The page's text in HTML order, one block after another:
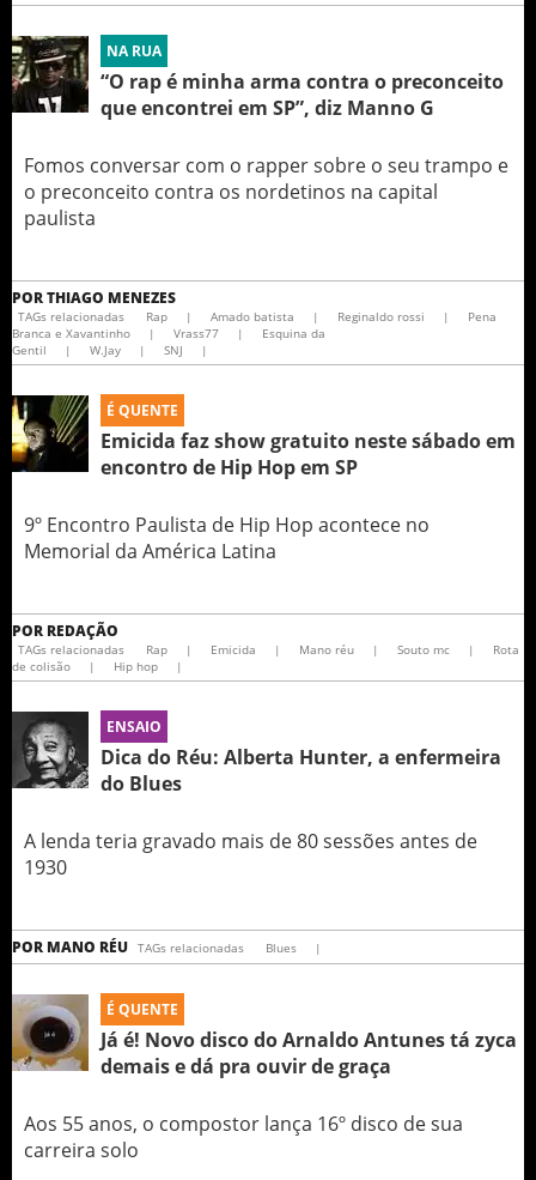
NA RUA
“O rap é minha arma contra o preconceito
que encontrei em SP”, diz Manno G
Fomos conversar com o rapper sobre o seu trampo e
o preconceito contra os nordetinos na capital
paulista
PORTHIAGO MENEZES
TAGs relacionadas Rap | Amado batista | Reginaldo rossi |
Pena
Branca e Xavantinho
| Vrass77 |
Esquina da
Gentil
| W.Jay | SNJ |
É QUENTE
Emicida faz show gratuito neste sábado em
encontro de Hip Hop em SP
9º Encontro Paulista de Hip Hop acontece no
Memorial da América Latina
POR REDAÇÃO
TAGs relacionadas Rap | Emicida | Mano réu | Souto mc |
Rota
de colisão
| Hip hop |
ENSAIO
Dica do Réu: Alberta Hunter, a enfermeira
do Blues
A lenda teria gravado mais de 80 sessões antes de
1930
POR MANO RÉU TAGs relacionadas Blues |
É QUENTE
Já é! Novo disco do Arnaldo Antunes tá zyca
demais e dá pra ouvir de graça
Aos 55 anos, o compostor lança 16º disco de sua
carreira solo